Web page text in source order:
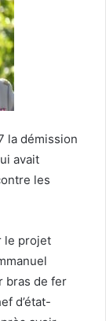
la démission
avait
les
le projet
bras de fer
d’état-